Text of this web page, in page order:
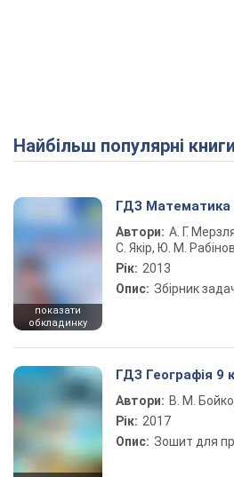
Найбільш популярні книги
показати
обкладинку
ГДЗ Математика
Автори: А. Г.
С. Якір, Ю. М.
Рік: 2013
Опис: Збірник
ГДЗ Географія 9
Автори: В. М.
Рік: 2017
Опис: Зошит для